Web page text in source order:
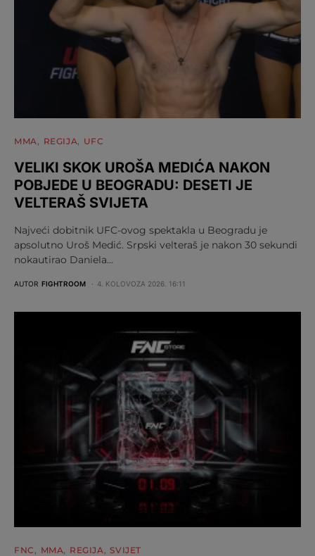
MMA REGIJA UFC
VELIKI SKOK UROŠA MEDIĆA NAKON
POBJEDE U BEOGRADU: DESETI JE
VELTERAŠ SVIJETA
Najveći dobitnik UFC-ovog spektakla u Beogradu je
apsolutno Uroš Medić. Srpski velteraš je nakon 30 sekundi
nokautirao Daniela…
AUTOR FIGHTROOM 4. KOLOVOZA 2026. 16:11
FNC MMA REGIJA SVIJET